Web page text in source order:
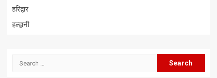
हरिद्वार
हल्द्वानी
Search